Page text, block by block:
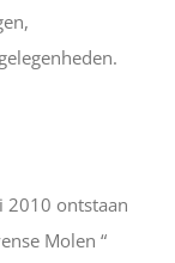
2010 ontstaan
Molen “